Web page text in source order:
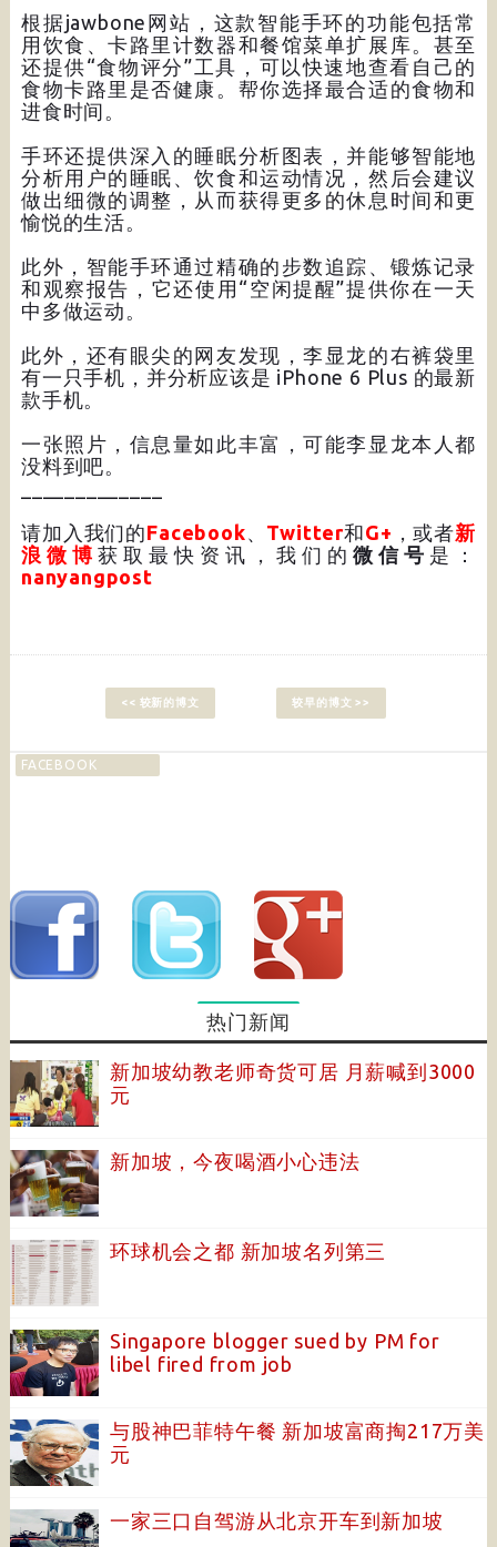
根据jawbone网站，这款智能手环的功能包括常
用饮食、卡路里计数器和餐馆菜单扩展库。甚至
还提供“食物评分”工具，可以快速地查看自己的
食物卡路里是否健康。帮你选择最合适的食物和
进食时间。
手环还提供深入的睡眠分析图表，并能够智能地
分析用户的睡眠、饮食和运动情况，然后会建议
做出细微的调整，从而获得更多的休息时间和更
愉悦的生活。
此外，智能手环通过精确的步数追踪、锻炼记录
和观察报告，它还使用“空闲提醒”提供你在一天
中多做运动。
此外，还有眼尖的网友发现，李显龙的右裤袋里
有一只手机，并分析应该是 iPhone 6 Plus 的最新
款手机。
一张照片，信息量如此丰富，可能李显龙本人都
没料到吧。
请加入我们的Facebook Twitter和G+ ，或者新
浪微博 获取最快资讯，我们的微信号 是：
nanyangpost
<< 较新的博文 较早的博文 >>
FACEBOOK
热门新闻
新加坡幼教老师奇货可居 月薪喊到3000
元
新加坡，今夜喝酒小心违法
环球机会之都 新加坡名列第三
Singapore blogger sued by PM for
libel fired from job
与股神巴菲特午餐 新加坡富商掏217万美
元
一家三口自驾游从北京开车到新加坡